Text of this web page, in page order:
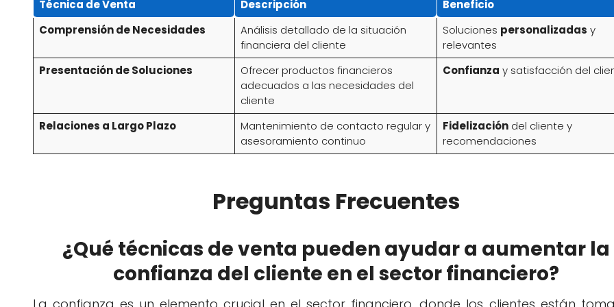
Técnica de Venta Descripción
Beneficio
Comprensión de Necesidades
Análisis detallado de la situación
financiera del cliente
Soluciones personalizadas y
relevantes
Presentación de Soluciones
Ofrecer productos financieros
adecuados a las necesidades del
cliente
Confianza y satisfacción del
Relaciones a Largo Plazo
Mantenimiento de contacto regular y
asesoramiento continuo
Fidelizacióndel cliente y
recomendaciones
Preguntas Frecuentes
¿Qué técnicas de venta pueden ayudar a aumentar la
confianza del cliente en el sector financiero?